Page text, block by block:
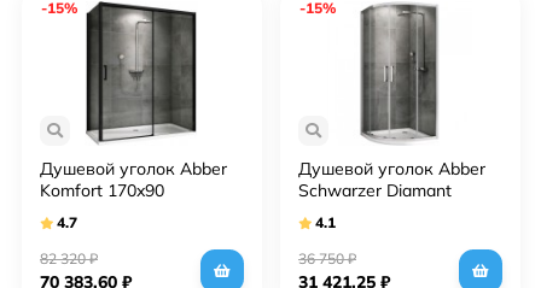
-15%
Душевой уголок Abber
Komfort 170x90
профиль Черный стекло
прозрачное
4.7
82 320₽
70 383,60 ₽
-15%
Душевой уголок Abber
Schwarzer Diamant
профиль Хром стекло
прозрачное
4.1
36 750₽
31 421,25 ₽